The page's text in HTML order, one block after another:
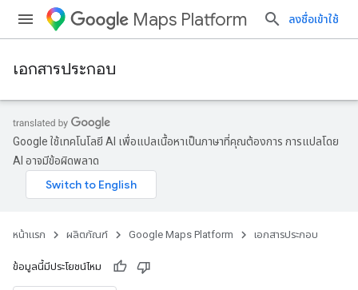
Maps Platform ลงชื่อเข้าใช้
เอกสารประกอบ
Google ใช้เทคโนโลยี AI เพื่อแปลเนื้อหาเป็นภาษาที่คุณต้องการ การแปลโดย
AI อาจมีข้อผิดพลาด
หน้าแรก ผลิตภัณฑ์ Google Maps Platform เอกสารประกอบ
ข้อมูลนี้มีประโยชน์ไหม